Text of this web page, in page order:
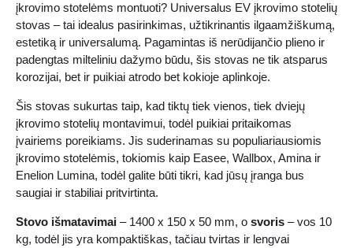
įkrovimo stotelėms montuoti? Universalus EV įkrovimo stotelių
stovas – tai idealus pasirinkimas, užtikrinantis ilgaamžiškumą,
estetiką ir universalumą. Pagamintas iš nerūdijančio plieno ir
padengtas milteliniu dažymo būdu, šis stovas ne tik atsparus
korozijai, bet ir puikiai atrodo bet kokioje aplinkoje.
Šis stovas sukurtas taip, kad tiktų tiek vienos, tiek dviejų
įkrovimo stotelių montavimui, todėl puikiai pritaikomas
įvairiems poreikiams. Jis suderinamas su populiariausiomis
įkrovimo stotelėmis, tokiomis kaip Easee, Wallbox, Amina ir
Enelion Lumina, todėl galite būti tikri, kad jūsų įranga bus
saugiai ir stabiliai pritvirtinta.
Stovo išmatavimai – 1400 x 150 x 50 mm, o svoris – vos 10
kg, todėl jis yra kompaktiškas, tačiau tvirtas ir lengvai